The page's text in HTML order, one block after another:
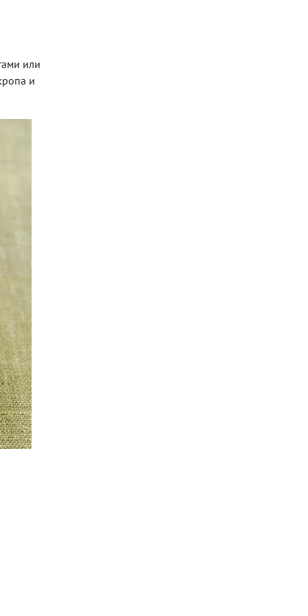
или
и